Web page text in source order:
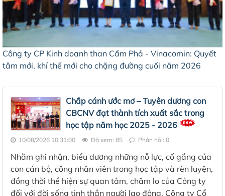
Công ty CP Kinh doanh than Cẩm Phả - Vinacomin: Quyết
tâm mới, khí thế mới cho chặng đường cuối năm 2026
Chắp cánh ước mơ – Tuyên dương con
CBCNV đạt thành tích xuất sắc trong
học tập năm học 2025 - 2026
10/08/2026 10:31:00 Đã xem: 85 Phản hồi: 0
Nhằm ghi nhận, biểu dương những nỗ lực, cố gắng của
con cán bộ, công nhân viên trong học tập và rèn luyện,
đồng thời thể hiện sự quan tâm, chăm lo của Công ty
đối với đời sống tinh thần người lao động, Công ty Cổ